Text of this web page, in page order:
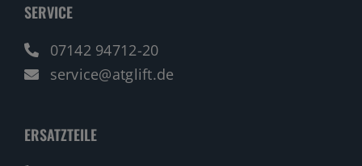
SERVICE
07142 94712-20
service@atglift.de
ERSATZTEILE